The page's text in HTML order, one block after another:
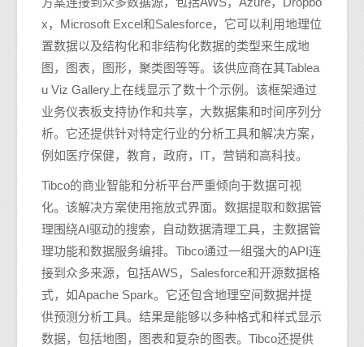
x，Microsoft Excel和Salesforce，它可以利用地理位
置数据以及结构化和非结构化数据的类型来生成地
图，图表，图形，聚类图等等。该供应商在其Tablea
u Viz Gallery上在线显示了数十个示例。该框架通过
业务仪表板支持协作和共享，大数据集和时间序列分
析。它还提供针对特定行业的分析工具和解决方案，
例如医疗保健，教育，政府，IT，营销和高科技。
Tibco的商业智能和分析平台严重倾向于数据可视
化。该解决方案使用拖放式界面。数据提取和数据管
理围绕AI驱动的搜索，自动数据清理工具，主数据管
理功能和数据服务编排。Tibco通过一组强大的API连
接到众多来源，包括AWS，Salesforce和开源数据格
式，如Apache Spark。它还包含地理空间数据并提
供预测分析工具。结果是能够以多种格式和样式显示
数据，包括地图，图表和复杂的图表。Tibco还提供